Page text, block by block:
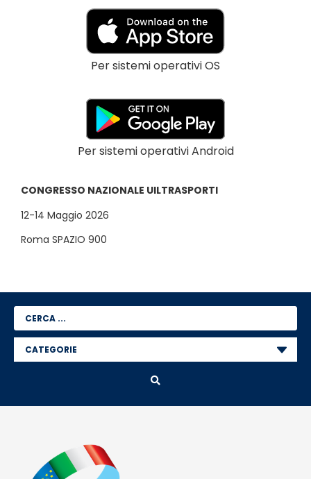
Per sistemi operativi OS
Per sistemi operativi Android
CONGRESSO NAZIONALE UILTRASPORTI
12-14 Maggio 2026
Roma SPAZIO 900